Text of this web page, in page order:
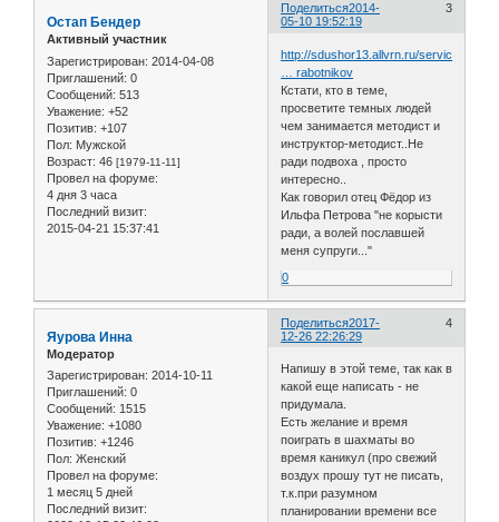
Поделиться 3
2014-
05-10 19:52:19
Остап Бендер
Активный участник
Зарегистрирован: 2014-04-08
Приглашений: 0
Сообщений: 513
Уважение: +52
Позитив: +107
Пол: Мужской
Возраст: 46 [1979-11-11]
Провел на форуме:
4 дня 3 часа
Последний визит:
2015-04-21 15:37:41
http://sdushor13.allvrn.ru/service/pers
… rabotnikov
Кстати, кто в теме,
просветите темных людей
чем занимается методист и
инструктор-методист..Не
ради подвоха , просто
интересно..
Как говорил отец Фёдор из
Ильфа Петрова "не корысти
ради, а волей пославшей
меня супруги..."
0
Поделиться 4
2017-
12-26 22:26:29
Яурова Инна
Модератор
Зарегистрирован: 2014-10-11
Приглашений: 0
Сообщений: 1515
Уважение: +1080
Позитив: +1246
Пол: Женский
Провел на форуме:
1 месяц 5 дней
Последний визит:
Напишу в этой теме, так как в
какой еще написать - не
придумала.
Есть желание и время
поиграть в шахматы во
время каникул (про свежий
воздух прошу тут не писать,
т.к.при разумном
планировании времени все